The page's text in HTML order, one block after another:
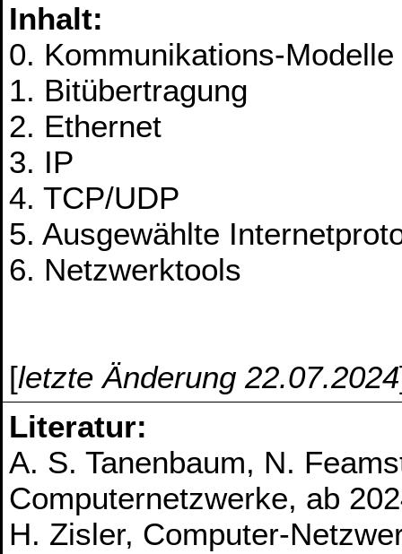
Inhalt:
0. Kommunikations-Modelle
1. Bitübertragung
2. Ethernet
3. IP
4. TCP/UDP
5. Ausgewählte
6. Netzwerktools
[letzte Änderung 22.07.2024
Literatur:
A. S. Tanenbaum, N.
Computernetzwerke, ab
H. Zisler, Computer-